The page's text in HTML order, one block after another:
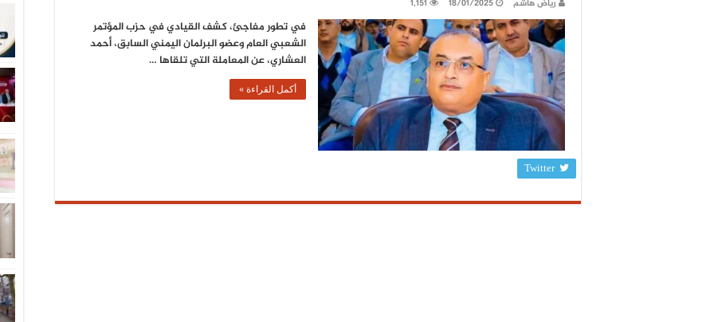
رياض هاشم 18/01/2025
1,151
في تطور مفاجئ، كشف القيادي في حزب المؤتمر
الشعبي العام وعضو البرلمان اليمني السابق، أحمد
العشاري، عن المعاملة التي تلقاها …
أكمل القراءة »
Twitter